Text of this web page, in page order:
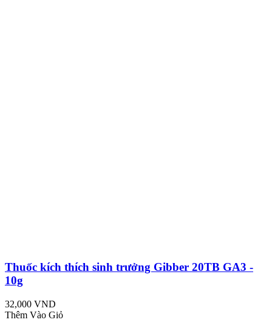
Thuốc kích thích sinh trưởng Gibber 20TB GA3 -
10g
32,000 VND
Thêm Vào Giỏ